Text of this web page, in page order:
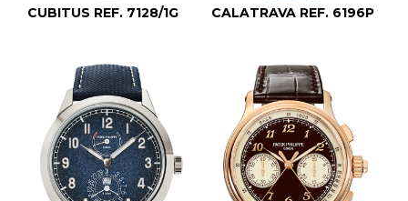
CUBITUS REF. 7128/1G CALATRAVA REF. 6196P